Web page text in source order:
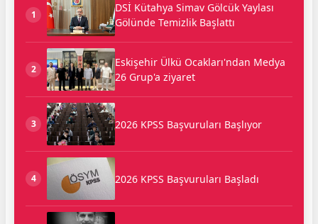
1
DSİ Kütahya Simav Gölcük Yaylası
Gölünde Temizlik Başlattı
2
Eskişehir Ülkü Ocakları'ndan Medya
26 Grup'a ziyaret
3 2026 KPSS Başvuruları Başlıyor
4 2026 KPSS Başvuruları Başladı